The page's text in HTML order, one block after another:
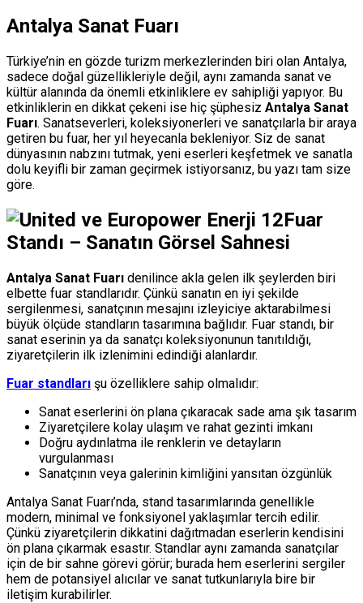
Antalya Sanat Fuarı
Türkiye’nin en gözde turizm merkezlerinden biri olan Antalya,
sadece doğal güzellikleriyle değil, aynı zamanda sanat ve
kültür alanında da önemli etkinliklere ev sahipliği yapıyor. Bu
etkinliklerin en dikkat çekeni ise hiç şüphesiz Antalya Sanat
Fuarı. Sanatseverleri, koleksiyonerleri ve sanatçılarla bir araya
getiren bu fuar, her yıl heyecanla bekleniyor. Siz de sanat
dünyasının nabzını tutmak, yeni eserleri keşfetmek ve sanatla
dolu keyifli bir zaman geçirmek istiyorsanız, bu yazı tam size
göre.
Fuar
Standı – Sanatın Görsel Sahnesi
Antalya Sanat Fuarı denilince akla gelen ilk şeylerden biri
elbette fuar standlarıdır. Çünkü sanatın en iyi şekilde
sergilenmesi, sanatçının mesajını izleyiciye aktarabilmesi
büyük ölçüde standların tasarımına bağlıdır. Fuar standı, bir
sanat eserinin ya da sanatçı koleksiyonunun tanıtıldığı,
ziyaretçilerin ilk izlenimini edindiği alanlardır.
Fuar standları şu özelliklere sahip olmalıdır:
Sanat eserlerini ön plana çıkaracak sade ama şık tasarım
Ziyaretçilere kolay ulaşım ve rahat gezinti imkanı
Doğru aydınlatma ile renklerin ve detayların
vurgulanması
Sanatçının veya galerinin kimliğini yansıtan özgünlük
Antalya Sanat Fuarı’nda, stand tasarımlarında genellikle
modern, minimal ve fonksiyonel yaklaşımlar tercih edilir.
Çünkü ziyaretçilerin dikkatini dağıtmadan eserlerin kendisini
ön plana çıkarmak esastır. Standlar aynı zamanda sanatçılar
için de bir sahne görevi görür; burada hem eserlerini sergiler
hem de potansiyel alıcılar ve sanat tutkunlarıyla bire bir
iletişim kurabilirler.